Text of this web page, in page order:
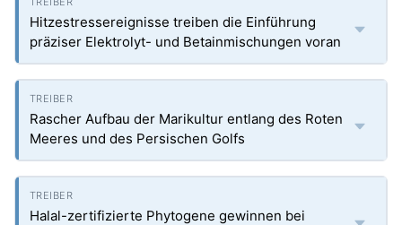
Hitzestressereignisse treiben die Einführung
präziser Elektrolyt- und Betainmischungen voran
Rascher Aufbau der Marikultur entlang des Roten
Meeres und des Persischen Golfs
Halal-zertifizierte Phytogene gewinnen bei